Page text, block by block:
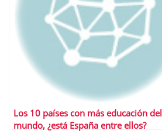
Los 10 países con más educación del
mundo, ¿está España entre ellos?